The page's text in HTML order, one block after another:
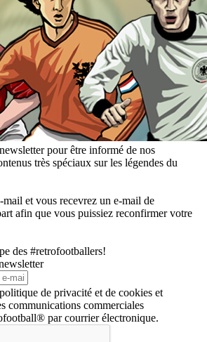
pour être informé de nos
très spéciaux sur les légendes du
et vous recevrez un e-mail de
afin que vous puissiez reconfirmer votre
des #retrofootballers!
de privacité et de cookies et
communications commerciales
par courrier électronique.